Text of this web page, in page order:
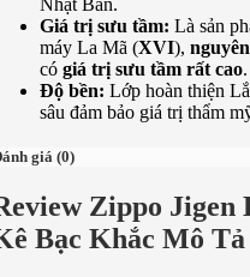
Nhật Bản.
Giá trị sưu tầm: Là sản
máy La Mã (XVI),
có giá trị sưu tầm rất cao.
Độ bền: Lớp hoàn thiện
sâu đảm bảo giá trị thẩm
giá (0)
Zippo
Bạc Khắc Mô